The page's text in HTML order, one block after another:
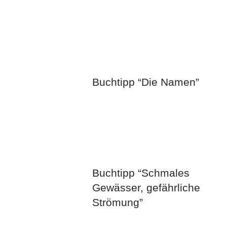
Buchtipp “Die Namen”
Buchtipp “Schmales
Gewässer, gefährliche
Strömung”